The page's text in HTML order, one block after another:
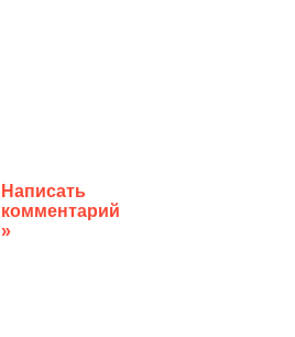
Написать
комментарий
»